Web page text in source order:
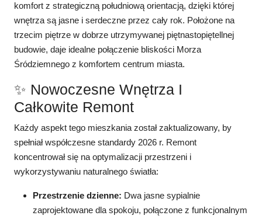
komfort z strategiczną południową orientacją, dzięki której
wnętrza są jasne i serdeczne przez cały rok. Położone na
trzecim piętrze w dobrze utrzymywanej piętnastopiętellnej
budowie, daje idealne połączenie bliskości Morza
Śródziemnego z komfortem centrum miasta.
✨ Nowoczesne Wnętrza I
Całkowite Remont
Każdy aspekt tego mieszkania został zaktualizowany, by
spełniał współczesne standardy 2026 r. Remont
koncentrował się na optymalizacji przestrzeni i
wykorzystywaniu naturalnego światła:
Przestrzenie dzienne: Dwa jasne sypialnie
zaprojektowane dla spokoju, połączone z funkcjonalnym